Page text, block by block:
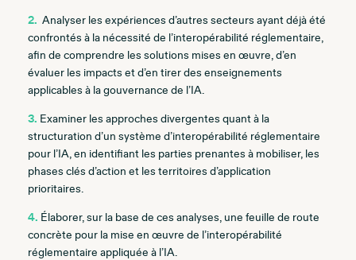
2. Analyser les expériences d’autres secteurs ayant déjà été
confrontés à la nécessité de l’interopérabilité réglementaire,
afin de comprendre les solutions mises en œuvre, d’en
évaluer les impacts et d’en tirer des enseignements
applicables à la gouvernance de l’IA.
3. Examiner les approches divergentes quant à la
structuration d’un système d’interopérabilité réglementaire
pour l’IA, en identifiant les parties prenantes à mobiliser, les
phases clés d’action et les territoires d’application
prioritaires.
4. Élaborer, sur la base de ces analyses, une feuille de route
concrète pour la mise en œuvre de l’interopérabilité
réglementaire appliquée à l’IA.